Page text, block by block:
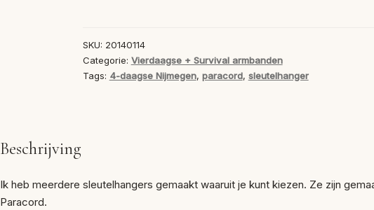
SKU: 20140114
Categorie: Vierdaagse + Survival armbanden
Tags: 4-daagse Nijmegen, paracord, sleutelhanger
Beschrijving
Ik heb meerdere sleutelhangers gemaakt waaruit je kunt kiezen. Ze zijn
Paracord.